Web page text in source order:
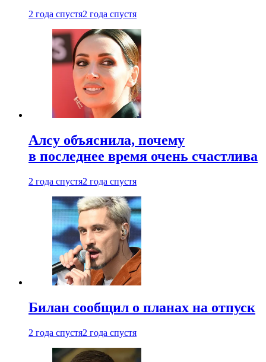
2 года спустя2 года спустя
Алсу объяснила, почему
в последнее время очень счастлива
2 года спустя2 года спустя
Билан сообщил о планах на отпуск
2 года спустя2 года спустя